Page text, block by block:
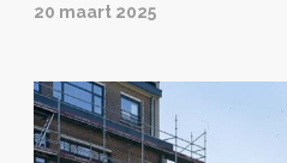
20 maart 2025